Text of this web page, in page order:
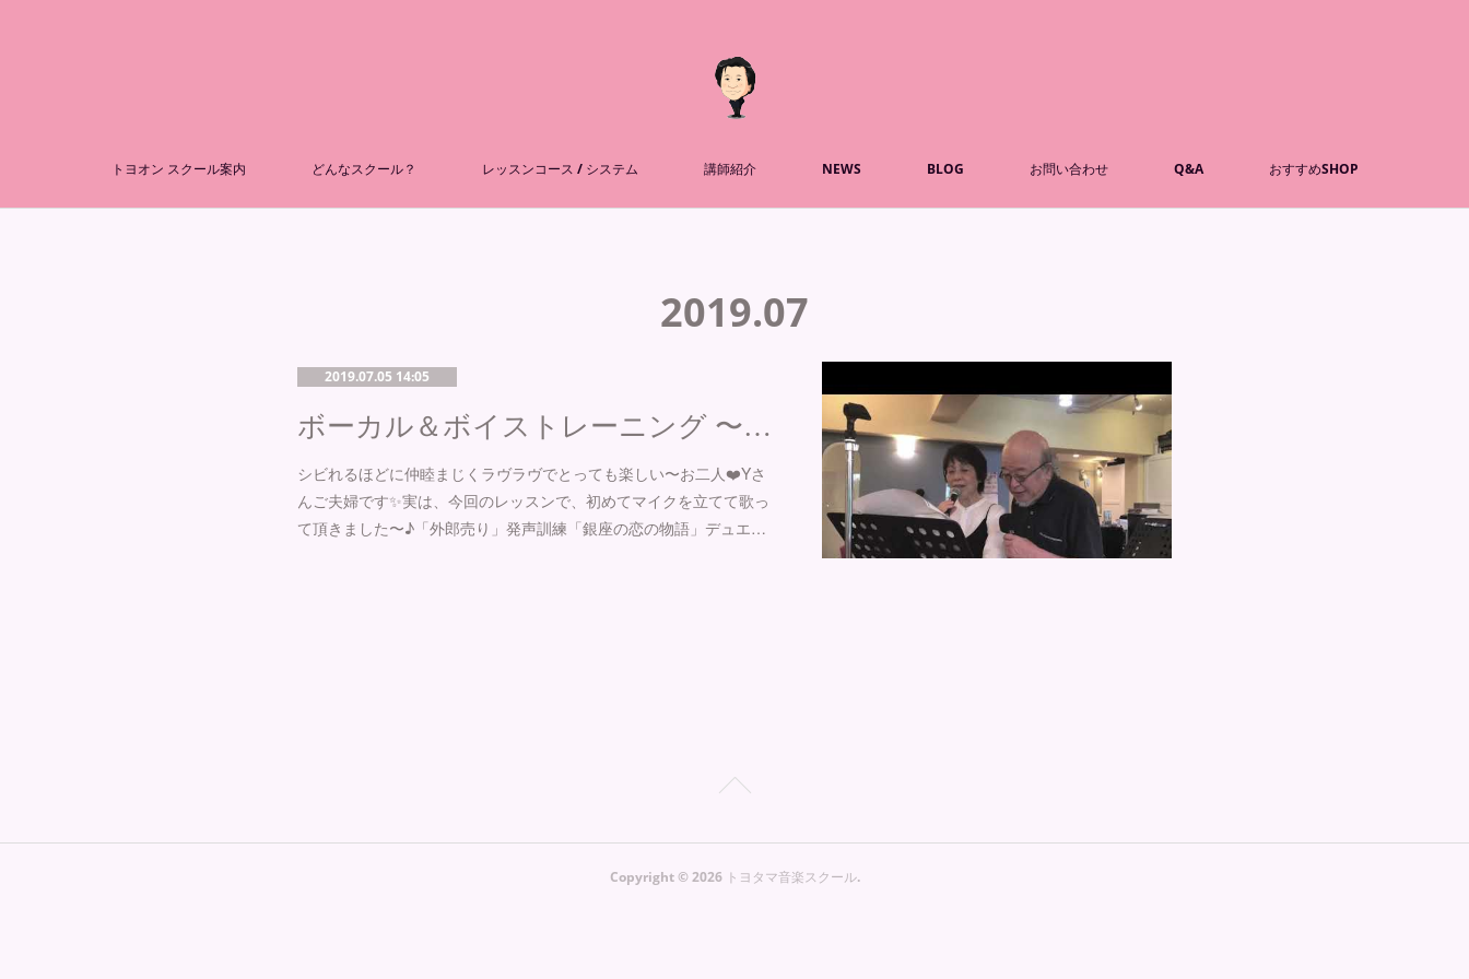
トヨオン スクール案内 どんなスクール？ レッスンコース / システム 講師紹介 NEWS BLOG お問い合わせ Q&A おすすめSHOP
2019.07
2019.07.05 14:05
ボーカル＆ボイストレーニング 〜レッスン 風景 2019/0705
シビれるほどに仲睦まじくラヴラヴでとっても楽しい〜お二人❤️Yさ
んご夫婦です✨実は、今回のレッスンで、初めてマイクを立てて歌っ
て頂きました〜♪「外郎売り」発声訓練「銀座の恋の物語」デュエ…
Copyright ©2026 トヨタマ音楽スクール.